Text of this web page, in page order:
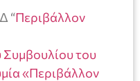
“Περιβάλλον
Συμβουλίου του
«Περιβάλλον